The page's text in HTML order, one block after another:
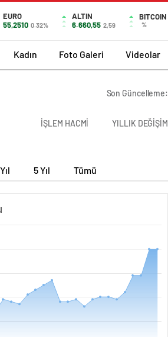
EURO
55,2510 0.32%
ALTIN
6.660,55 2,59
BITCOIN
%
Kadın Foto Galeri Videolar
Son Güncelleme:
İŞLEM HACMİ YILLIK DEĞİŞİM
5 Yıl Tümü